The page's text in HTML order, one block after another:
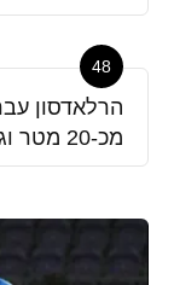
48
הרלאדסון
מכ-20 מטר וגלזר הדף לקרן